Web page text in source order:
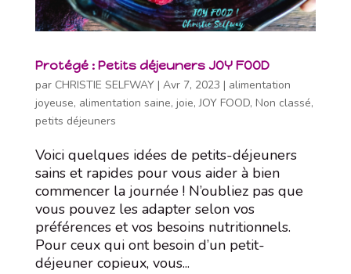
Protégé : Petits déjeuners JOY FOOD
par CHRISTIE SELFWAY| Avr 7, 2023 | alimentation
joyeuse, alimentation saine, joie,JOY FOOD, Non classé,
petits déjeuners
Voici quelques idées de petits-déjeuners
sains et rapides pour vous aider à bien
commencer la journée ! N’oubliez pas que
vous pouvez les adapter selon vos
préférences et vos besoins nutritionnels.
Pour ceux qui ont besoin d’un petit-
déjeuner copieux, vous...